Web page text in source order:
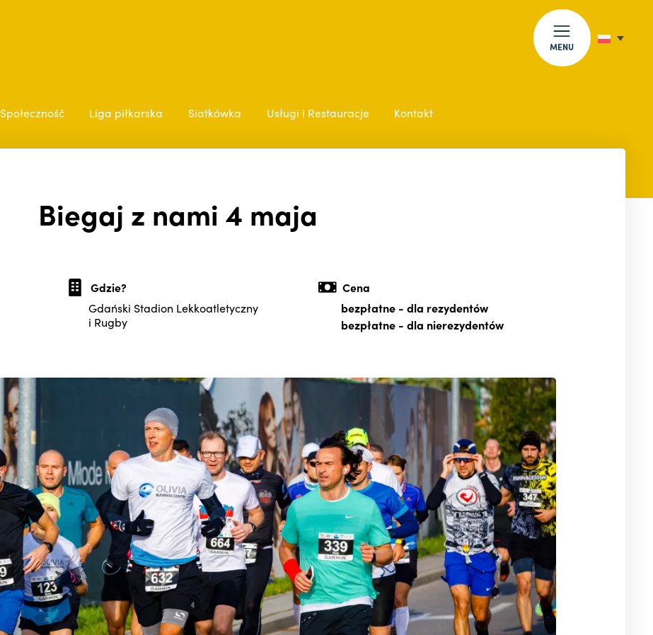
MENU
Społeczność Liga piłkarska Siatkówka Usługi i Restauracje Kontakt
Biegaj z nami 4 maja
Gdzie?
Gdański Stadion Lekkoatletyczny
i Rugby
Cena
bezpłatne- dla rezydentów
bezpłatne- dla nierezydentów